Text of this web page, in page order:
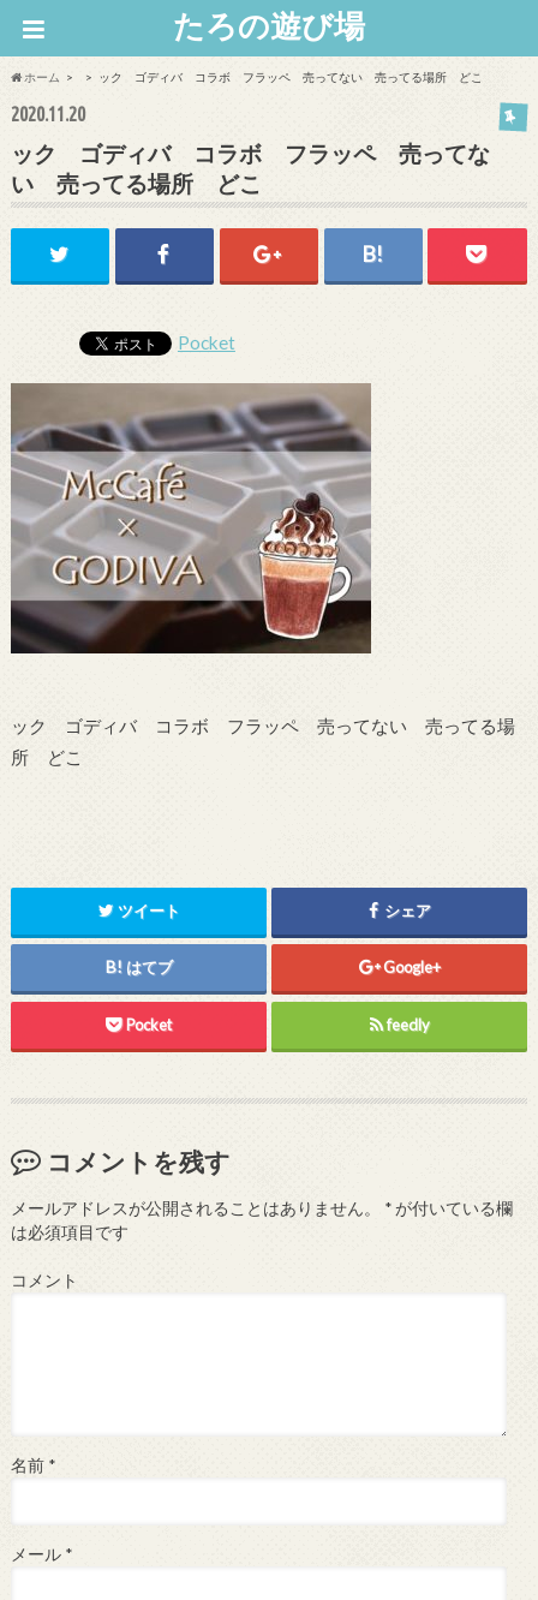
たろの遊び場
ホーム ック ゴディバ コラボ フラッペ 売ってない 売ってる場所 どこ
2020.11.20
ック ゴディバ コラボ フラッペ 売ってな
い 売ってる場所 どこ
Pocket
ック ゴディバ コラボ フラッペ 売ってない 売ってる場
所 どこ
ツイート シェア
はてブ Google+
Pocket feedly
コメントを残す
メールアドレスが公開されることはありません。 *が付いている欄
は必須項目です
コメント
名前 *
メール *